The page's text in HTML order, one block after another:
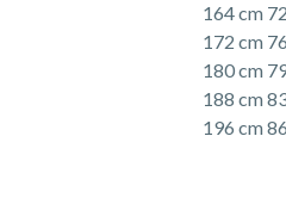
164 cm
172 cm
180 cm
188 cm
196 cm